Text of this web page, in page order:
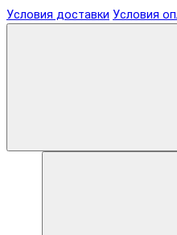
Условия доставки Условия